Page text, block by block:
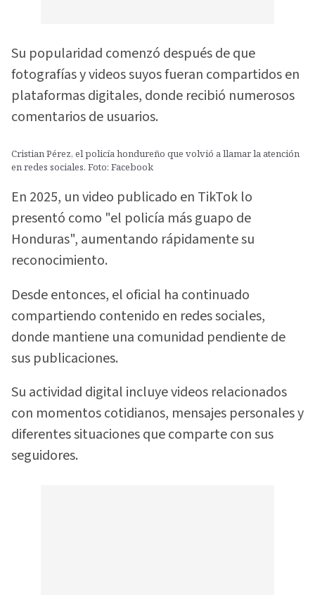
Su popularidad comenzó después de que
fotografías y videos suyos fueran compartidos en
plataformas digitales, donde recibió numerosos
comentarios de usuarios.
Cristian Pérez, el policía hondureño que volvió a llamar la atención
en redes sociales. Foto: Facebook
En 2025, un video publicado en TikTok lo
presentó como "el policía más guapo de
Honduras", aumentando rápidamente su
reconocimiento.
Desde entonces, el oficial ha continuado
compartiendo contenido en redes sociales,
donde mantiene una comunidad pendiente de
sus publicaciones.
Su actividad digital incluye videos relacionados
con momentos cotidianos, mensajes personales y
diferentes situaciones que comparte con sus
seguidores.